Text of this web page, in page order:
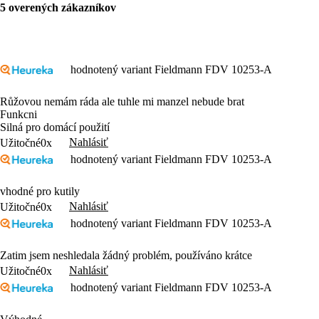
5 overených zákazníkov
hodnotený variant Fieldmann FDV 10253-A
Růžovou nemám ráda ale tuhle mi manzel nebude brat
Funkcni
Silná pro domácí použití
Užitočné0x
Nahlásiť
hodnotený variant Fieldmann FDV 10253-A
vhodné pro kutily
Užitočné0x
Nahlásiť
hodnotený variant Fieldmann FDV 10253-A
Zatim jsem neshledala žádný problém, používáno krátce
Užitočné0x
Nahlásiť
hodnotený variant Fieldmann FDV 10253-A